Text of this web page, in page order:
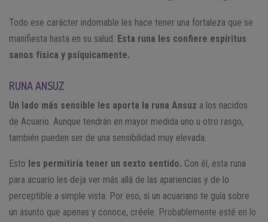
Todo ese carácter indomable les hace tener una fortaleza que se
manifiesta hasta en su salud. Esta runa les confiere espíritus
sanos física y psíquicamente.
RUNA ANSUZ
Un lado más sensible les aporta la runa Ansuz a los nacidos
de Acuario. Aunque tendrán en mayor medida uno u otro rasgo,
también pueden ser de una sensibilidad muy elevada.
Esto les permitiría tener un sexto sentido. Con él, esta runa
para acuario les deja ver más allá de las apariencias y de lo
perceptible a simple vista. Por eso, si un acuariano te guía sobre
un asunto que apenas y conoce, créele. Probablemente esté en lo